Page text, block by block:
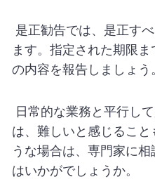
是正勧告では、是正す
ます。指定された期限
の内容を報告しましょう
日常的な業務と平行し
は、難しいと感じるこ
うな場合は、専門家に
はいかがでしょうか。